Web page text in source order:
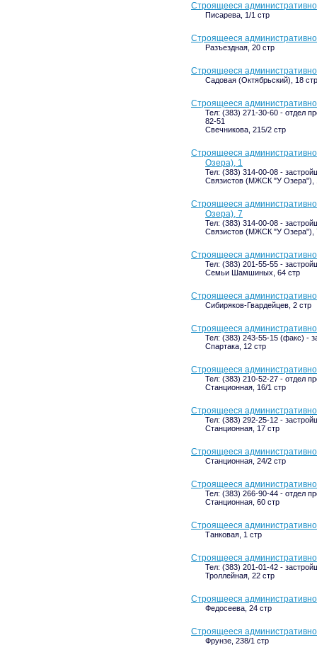
Строящееся
Писарева, 1/1 стр
Строящееся
Разъездная, 20 стр
Строящееся
Садовая (Октябрьский), 18 стр
Строящееся
Тел: (383) 271-30-60 - отдел
82-51
Свечникова, 215/2 стр
Строящееся
Озера), 1
Тел: (383) 314-00-08 -
Связистов (МЖСК "У Озера"),
Строящееся
Озера), 7
Тел: (383) 314-00-08 -
Связистов (МЖСК "У Озера"),
Строящееся
Тел: (383) 201-55-55 -
Семьи Шамшиных, 64 стр
Строящееся
Сибиряков-Гвардейцев, 2 стр
Строящееся
Тел: (383) 243-55-15 (факс) -
Спартака, 12 стр
Строящееся
Тел: (383) 210-52-27 - отдел
Станционная, 16/1 стр
Строящееся
Тел: (383) 292-25-12 -
Станционная, 17 стр
Строящееся
Станционная, 24/2 стр
Строящееся
Тел: (383) 266-90-44 - отдел
Станционная, 60 стр
Строящееся
Танковая, 1 стр
Строящееся
Тел: (383) 201-01-42 -
Троллейная, 22 стр
Строящееся
Федосеева, 24 стр
Строящееся
Фрунзе, 238/1 стр